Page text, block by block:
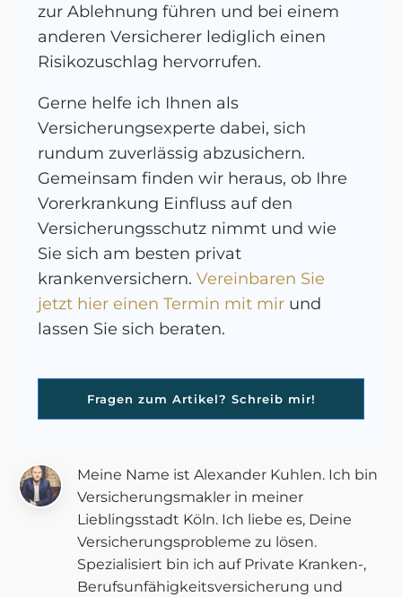
zur Ablehnung führen und bei einem
anderen Versicherer lediglich einen
Risikozuschlag hervorrufen.
Gerne helfe ich Ihnen als
Versicherungsexperte dabei, sich
rundum zuverlässig abzusichern.
Gemeinsam finden wir heraus, ob Ihre
Vorerkrankung Einfluss auf den
Versicherungsschutz nimmt und wie
Sie sich am besten privat
krankenversichern.Vereinbaren Sie
jetzt hier einen Termin mit mir und
lassen Sie sich beraten.
Fragen zum Artikel? Schreib mir!
Meine Name ist Alexander Kuhlen. Ich bin
Versicherungsmakler in meiner
Lieblingsstadt Köln. Ich liebe es, Deine
Versicherungsprobleme zu lösen.
Spezialisiert bin ich auf Private Kranken-,
Berufsunfähigkeitsversicherung und